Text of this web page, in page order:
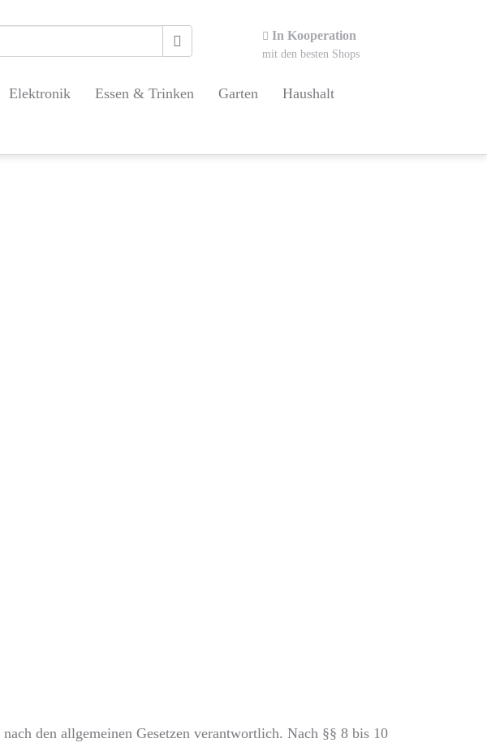
In Kooperation
mit den besten Shops
Elektronik Essen & Trinken Garten Haushalt
den allgemeinen Gesetzen verantwortlich. Nach §§ 8 bis 10